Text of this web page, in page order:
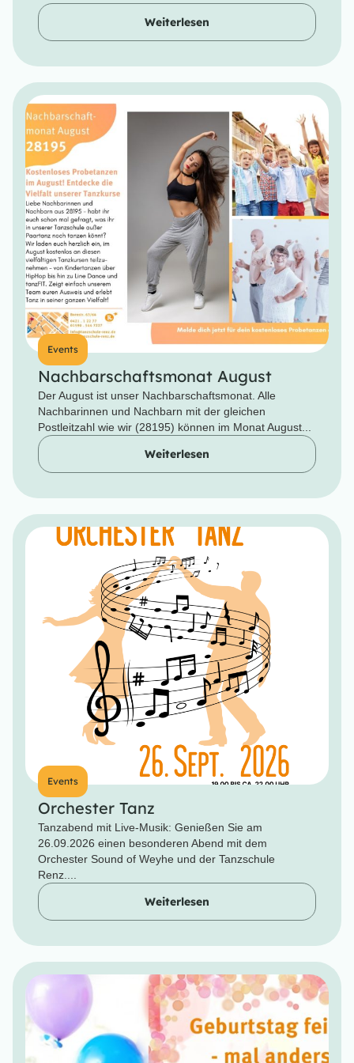
Weiterlesen
Events
Nachbarschaftsmonat August
Der August ist unser Nachbarschaftsmonat. Alle
Nachbarinnen und Nachbarn mit der gleichen
Postleitzahl wie wir (28195) können im Monat August...
Weiterlesen
Events
Orchester Tanz
Tanzabend mit Live-Musik: Genießen Sie am
26.09.2026 einen besonderen Abend mit dem
Orchester Sound of Weyhe und der Tanzschule
Renz....
Weiterlesen